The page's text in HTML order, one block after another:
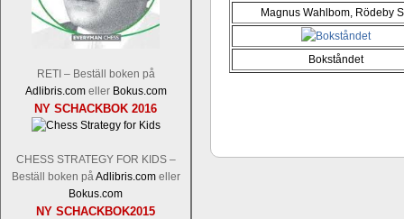
RETI – Beställ boken på
Adlibris.comeller Bokus.com
NY SCHACKBOK 2016
CHESS STRATEGY FOR KIDS –
Beställ boken påAdlibris.comeller
Bokus.com
NY SCHACKBOK2015
uppnått allt som kan uppnås som
varit med om som schackspelare
milstolpen i schackhistorien när
tacksamma och nöjda över alla de
Magnus Wahlbom, Rödeby
Bokståndet